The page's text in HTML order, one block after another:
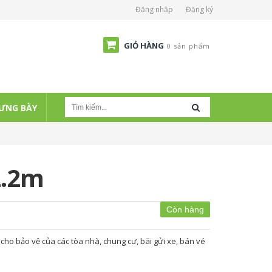
Đăng nhập Đăng ký
GIỎ HÀNG 0 sản phẩm
BÀY
Còn hàng
bảo vệ của các tòa nhà, chung cư, bãi gửi xe, bán vé